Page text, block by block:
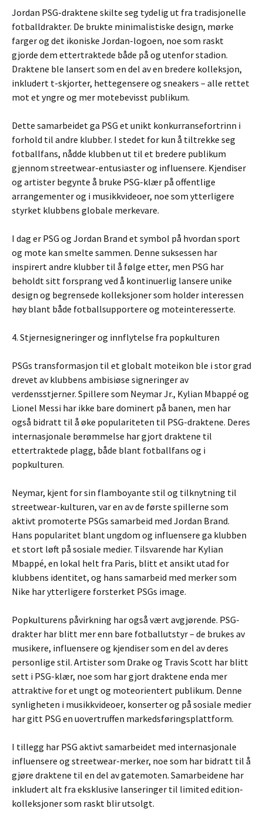
Jordan PSG-draktene skilte seg tydelig ut fra tradisjonelle
fotballdrakter. De brukte minimalistiske design, mørke
farger og det ikoniske Jordan-logoen, noe som raskt
gjorde dem ettertraktede både på og utenfor stadion.
Draktene ble lansert som en del av en bredere kolleksjon,
inkludert t-skjorter, hettegensere og sneakers – alle rettet
mot et yngre og mer motebevisst publikum.
Dette samarbeidet ga PSG et unikt konkurransefortrinn i
forhold til andre klubber. I stedet for kun å tiltrekke seg
fotballfans, nådde klubben ut til et bredere publikum
gjennom streetwear-entusiaster og influensere. Kjendiser
og artister begynte å bruke PSG-klær på offentlige
arrangementer og i musikkvideoer, noe som ytterligere
styrket klubbens globale merkevare.
I dag er PSG og Jordan Brand et symbol på hvordan sport
og mote kan smelte sammen. Denne suksessen har
inspirert andre klubber til å følge etter, men PSG har
beholdt sitt forsprang ved å kontinuerlig lansere unike
design og begrensede kolleksjoner som holder interessen
høy blant både fotballsupportere og moteinteresserte.
4. Stjernesigneringer og innflytelse fra popkulturen
PSGs transformasjon til et globalt moteikon ble i stor grad
drevet av klubbens ambisiøse signeringer av
verdensstjerner. Spillere som Neymar Jr., Kylian Mbappé og
Lionel Messi har ikke bare dominert på banen, men har
også bidratt til å øke populariteten til PSG-draktene. Deres
internasjonale berømmelse har gjort draktene til
ettertraktede plagg, både blant fotballfans og i
popkulturen.
Neymar, kjent for sin flamboyante stil og tilknytning til
streetwear-kulturen, var en av de første spillerne som
aktivt promoterte PSGs samarbeid med Jordan Brand.
Hans popularitet blant ungdom og influensere ga klubben
et stort løft på sosiale medier. Tilsvarende har Kylian
Mbappé, en lokal helt fra Paris, blitt et ansikt utad for
klubbens identitet, og hans samarbeid med merker som
Nike har ytterligere forsterket PSGs image.
Popkulturens påvirkning har også vært avgjørende. PSG-
drakter har blitt mer enn bare fotballutstyr – de brukes av
musikere, influensere og kjendiser som en del av deres
personlige stil. Artister som Drake og Travis Scott har blitt
sett i PSG-klær, noe som har gjort draktene enda mer
attraktive for et ungt og moteorientert publikum. Denne
synligheten i musikkvideoer, konserter og på sosiale medier
har gitt PSG en uovertruffen markedsføringsplattform.
I tillegg har PSG aktivt samarbeidet med internasjonale
influensere og streetwear-merker, noe som har bidratt til å
gjøre draktene til en del av gatemoten. Samarbeidene har
inkludert alt fra eksklusive lanseringer til limited edition-
kolleksjoner som raskt blir utsolgt.